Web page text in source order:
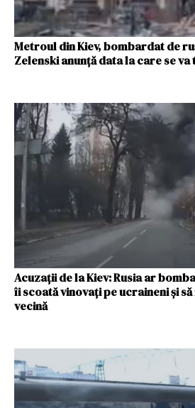
Metroul din Kiev, bombardat de
Zelenski anunță data la care se
Acuzații de la Kiev: Rusia ar
îi scoată vinovați pe ucraineni și
vecină